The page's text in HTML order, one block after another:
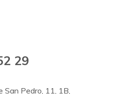
29
Pedro, 11, 1B,